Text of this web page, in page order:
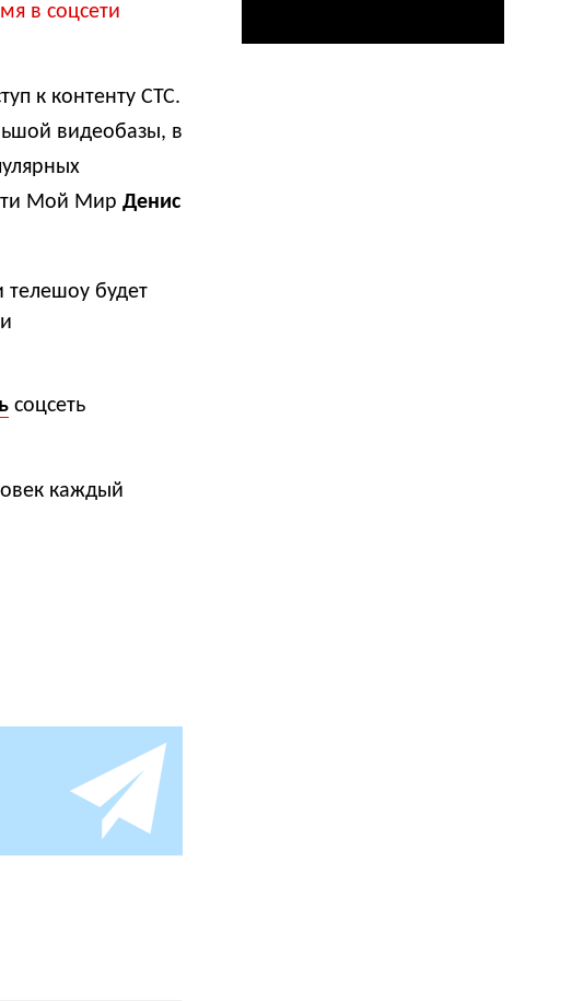
в соцсети
к контенту СТС.
видеобазы, в
Мой Мир Денис
будет
соцсеть
каждый